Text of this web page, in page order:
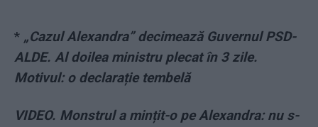
* „Cazul Alexandra” decimează Guvernul PSD-
ALDE. Al doilea ministru plecat în 3 zile.
Motivul: o declarație tembelă
VIDEO. Monstrul a mințit-o pe Alexandra: nu s-